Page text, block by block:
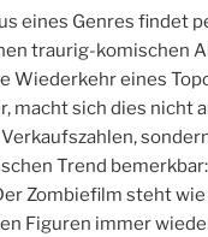
eines Genres findet
traurig-komischen
Wiederkehr eines
macht sich dies nicht
Trend
Zombiefilm steht
Figuren immer